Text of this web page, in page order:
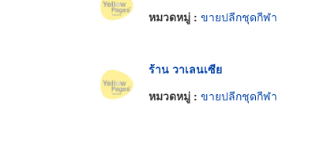
หมวดหมู่ : ขายปลีกชุดกีฬา
ร้าน วาเลนเซีย
หมวดหมู่ : ขายปลีกชุดกีฬา